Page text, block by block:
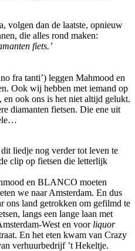
volgen dan de laatste, opnieuw
die alles rond maken:
fiets.’
fra tanti’) leggen Mahmood en
Ook wij hebben met iemand op
ook ons is het niet altijd gelukt.
diamanten fietsen. Die ene uit
liedje nog verder tot leven te
clip op fietsen die letterlijk
en BLANCO moeten
we naar Amsterdam. En dus
ons land getrokken om gefilmd te
langs een lange laan met
West en voor liquor
En het eten kwam van Crazy
verhuurbedrijf ’t Hekeltje.